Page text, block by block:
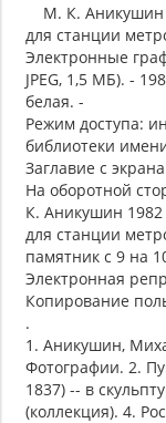
М. К. Аникушин
для станции
Электронные
JPEG, 1,5 МБ). -
белая. -
Режим доступа:
библиотеки
Заглавие с
На оборотной
К. Аникушин 1982
для станции
памятник с 9 на
Электронная
Копирование
.
1. Аникушин,
Фотографии. 2.
1837) -- в
(коллекция). 4.